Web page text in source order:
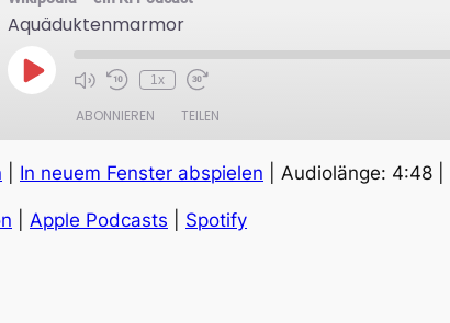
Aquäduktenmarmor
Play
Episode
1x
ABONNIEREN TEILEN
Apple Podcasts
In neuem Fenster abspielen Audiolänge: 4:48
Apple Podcasts Spotify